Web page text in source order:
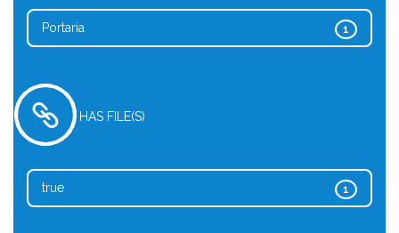
1
Portaria
HAS FILE(S)
1
true